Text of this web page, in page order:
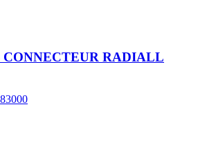
CONNECTEUR RADIALL